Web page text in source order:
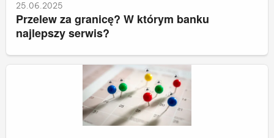
25.06.2025
Przelew za granicę? W którym banku
najlepszy serwis?